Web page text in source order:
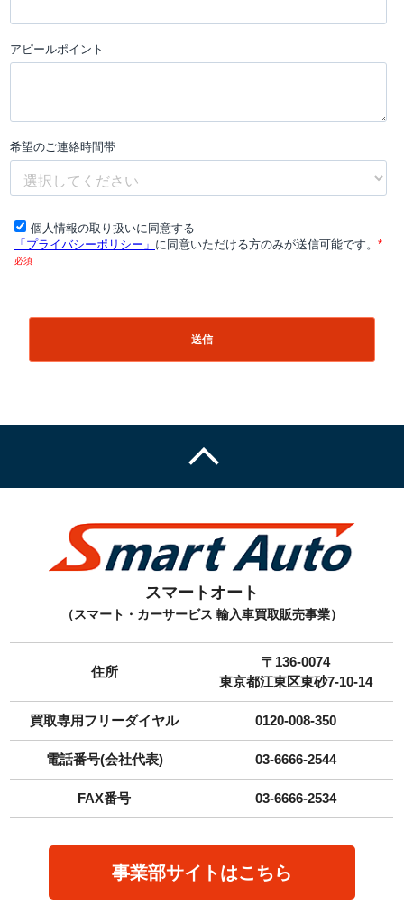
スマートオート
（スマート・カーサービス 輸入車買取販売事業）
住所
〒136-0074
東京都江東区東砂7-10-14
買取専用フリーダイヤル 0120-008-350
電話番号(会社代表) 03-6666-2544
FAX番号 03-6666-2534
事業部サイトはこちら